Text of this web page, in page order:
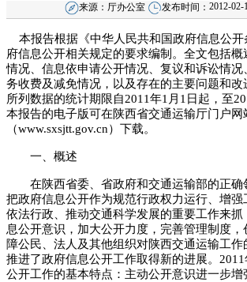
来源： 厅办公室 发布时间： 2012-02-
本报告根据《中华人民共和国政府信息公开
府信息公开相关规定的要求编制。全文包括
情况、信息依申请公开情况、复议和诉讼情
务收费及减免情况，以及存在的主要问题和改
所列数据的统计期限自2011年1月1日起，至
本报告的电子版可在陕西省交通运输厅门户网
（www.sxsjtt.gov.cn）下载。
一、概述
在陕西省委、省政府和交通运输部的正确
把政府信息公开作为规范行政权力运行、增
依法行政、推动交通科学发展的重要工作来
息公开意识，加大公开力度，完善管理制度
障公民、法人及其他组织对陕西交通运输工
推进了政府信息公开工作取得新的进展。
公开工作的基本特点：主动公开意识进一步增